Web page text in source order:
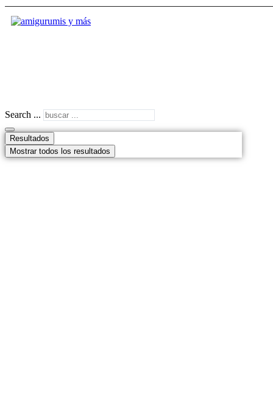
Search ...
Resultados
Mostrar todos los resultados